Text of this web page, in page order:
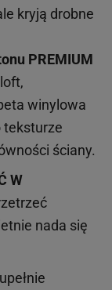
kryją drobne
PREMIUM
winylowa
teksturze
ściany.
W
nada się